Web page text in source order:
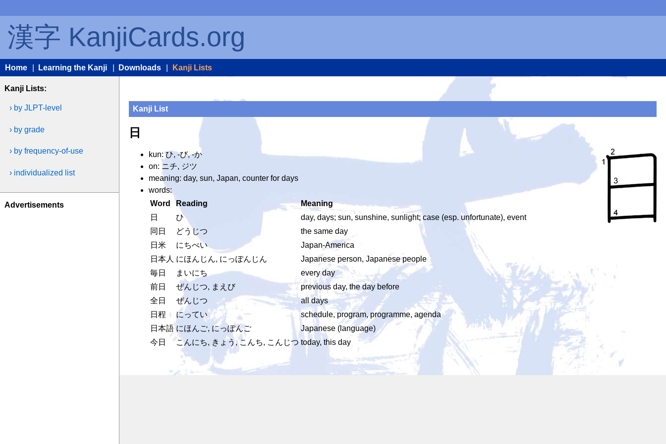
漢字 KanjiCards.org
Home Learning the Kanji Downloads Kanji Lists
Kanji Lists:
› by JLPT-level
› by grade
› by frequency-of-use
› individualized list
Advertisements
Kanji List
日
kun: ひ, -び, -か
on: ニチ, ジツ
meaning: day, sun, Japan, counter for days
words:
Word
Reading
Meaning
日
ひ
day, days; sun, sunshine, sunlight; case (esp. unfortunate), event
同日
どうじつ
the same day
日米
にちべい
Japan-America
日本人 にほんじん, にっぽんじん
Japanese person, Japanese people
毎日
まいにち
every day
前日
ぜんじつ, まえび
previous day, the day before
全日
ぜんじつ
all days
日程
にってい
schedule, program, programme, agenda
日本語 にほんご, にっぽんご
Japanese (language)
今日
こんにち, きょう, こんち, こんじつ today, this day